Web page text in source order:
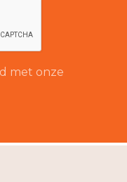
met onze